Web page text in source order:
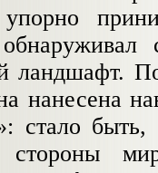
ландшафт.
нанесена
стало
стороны